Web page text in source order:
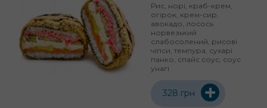
Рис, норі, краб-крем,
огірок, крем-сир,
авокадо, лосось
норвезький
слабосолений, рисові
чіпси, темпура, сухарі
панко, спайс соус, соус
унагі
328 грн +